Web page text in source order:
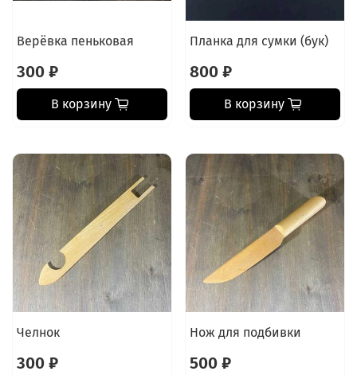
Верёвка пеньковая
300 ₽
В корзину
Планка для сумки (бук)
800 ₽
В корзину
Челнок
300 ₽
Нож для подбивки
500 ₽